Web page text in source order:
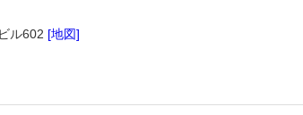
ル602 [地図]